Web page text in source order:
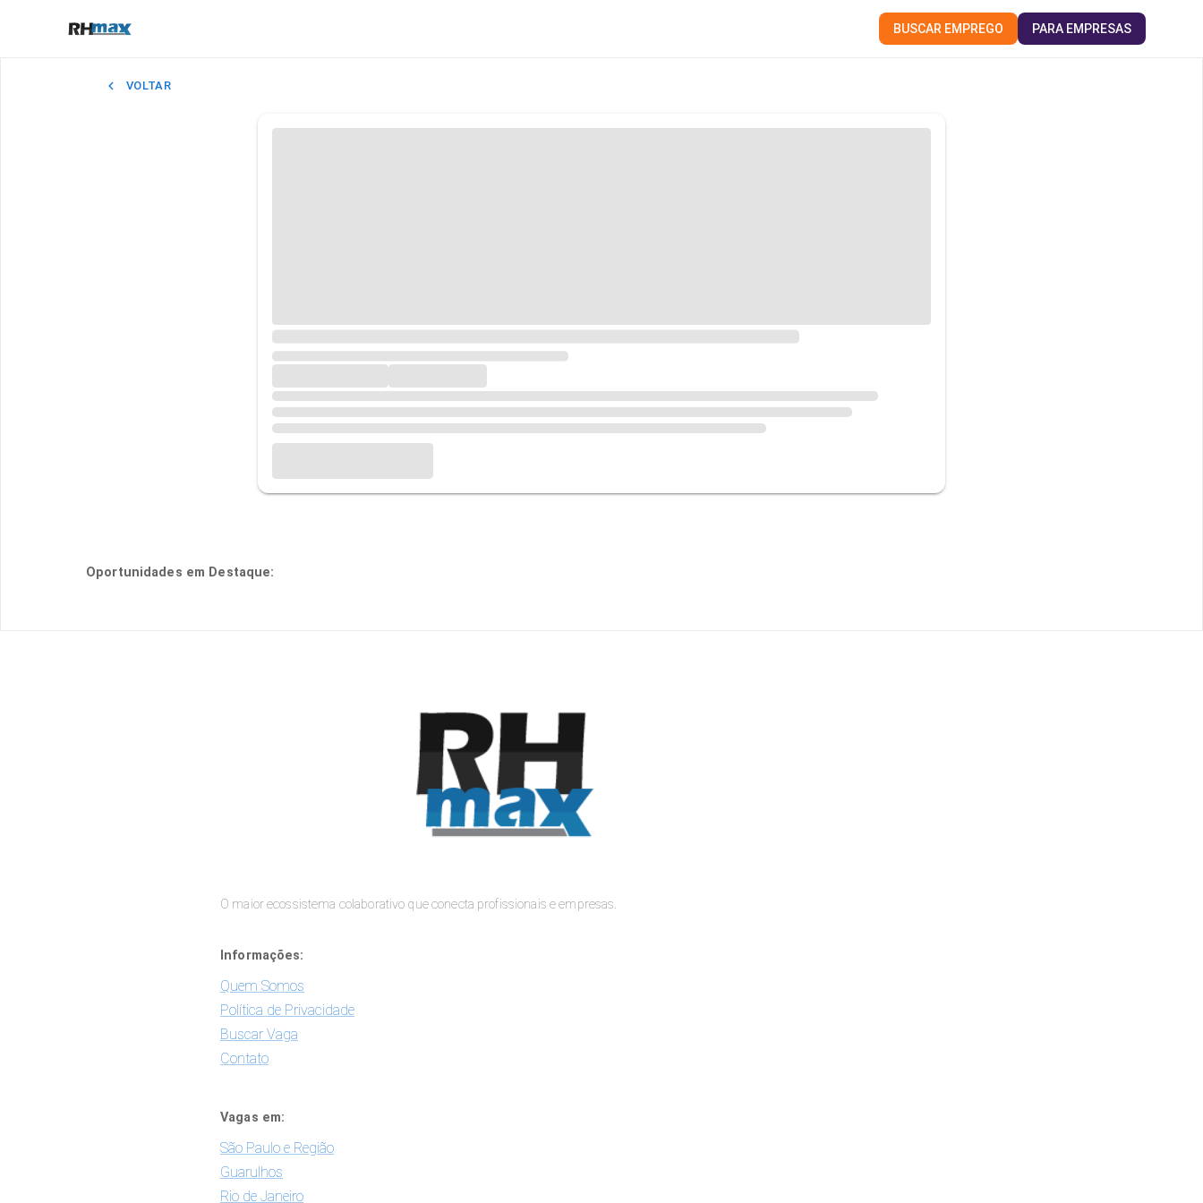
BUSCAR EMPREGO PARA EMPRESAS
VOLTAR
Oportunidades em Destaque:
O maior ecossistema colaborativo que conecta profissionais e empresas.
Informações:
Quem Somos
Política de Privacidade
Buscar Vaga
Contato
Vagas em:
São Paulo e Região
Guarulhos
Rio de Janeiro